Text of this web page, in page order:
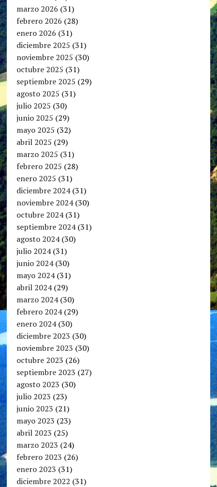
marzo 2026 (31)
febrero 2026 (28)
enero 2026 (31)
diciembre 2025 (31)
noviembre 2025 (30)
octubre 2025 (31)
septiembre 2025 (29)
agosto 2025 (31)
julio 2025 (30)
junio 2025 (29)
mayo 2025 (32)
abril 2025 (29)
marzo 2025 (31)
febrero 2025 (28)
enero 2025 (31)
diciembre 2024(31)
noviembre 2024(30)
octubre 2024(31)
septiembre 2024(31)
agosto 2024(30)
julio 2024(31)
junio 2024(30)
mayo 2024(31)
abril 2024(29)
marzo 2024(30)
febrero 2024(29)
enero 2024(30)
diciembre 2023 (30)
noviembre 2023 (30)
octubre 2023 (26)
septiembre 2023 (27)
agosto 2023 (30)
julio 2023 (23)
junio 2023 (21)
mayo 2023 (23)
abril 2023 (25)
marzo 2023 (24)
febrero 2023 (26)
enero 2023 (31)
diciembre 2022 (31)